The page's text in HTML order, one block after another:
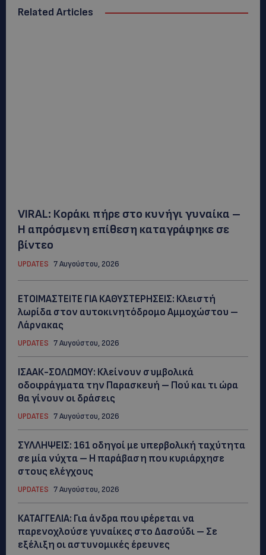
Related Articles
VIRAL: Κοράκι πήρε στο κυνήγι γυναίκα –
Η απρόσμενη επίθεση καταγράφηκε σε
βίντεο
UPDATES 7 Αυγούστου, 2026
ΕΤΟΙΜΑΣΤΕΙΤΕ ΓΙΑ ΚΑΘΥΣΤΕΡΗΣΕΙΣ: Κλειστή
λωρίδα στον αυτοκινητόδρομο Αμμοχώστου –
Λάρνακας
UPDATES 7 Αυγούστου, 2026
ΙΣΑΑΚ-ΣΟΛΩΜΟΥ: Κλείνουν συμβολικά
οδοφράγματα την Παρασκευή – Πού και τι ώρα
θα γίνουν οι δράσεις
UPDATES 7 Αυγούστου, 2026
ΣΥΛΛΗΨΕΙΣ: 161 οδηγοί με υπερβολική ταχύτητα
σε μία νύχτα – Η παράβαση που κυριάρχησε
στους ελέγχους
UPDATES 7 Αυγούστου, 2026
ΚΑΤΑΓΓΕΛΙΑ: Για άνδρα που φέρεται να
παρενοχλούσε γυναίκες στο Δασούδι – Σε
εξέλιξη οι αστυνομικές έρευνες